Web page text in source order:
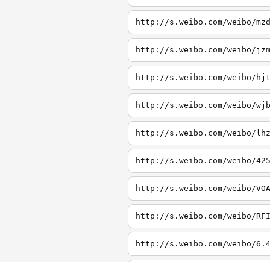
http://s.weibo.com/weibo/mzd
http://s.weibo.com/weibo/jzm
http://s.weibo.com/weibo/hjt
http://s.weibo.com/weibo/wjb
http://s.weibo.com/weibo/lhz
http://s.weibo.com/weibo/425
http://s.weibo.com/weibo/VOA
http://s.weibo.com/weibo/RFI
http://s.weibo.com/weibo/6.4